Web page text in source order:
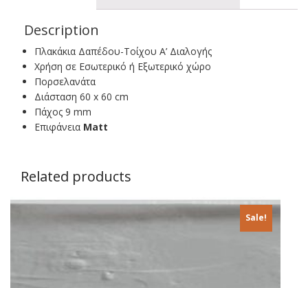
Description
Πλακάκια Δαπέδου-Τοίχου Α’ Διαλογής
Χρήση σε Εσωτερικό ή Εξωτερικό χώρο
Πορσελανάτα
Διάσταση 60 x 60 cm
Πάχος 9 mm
Επιφάνεια Matt
Related products
Sale!